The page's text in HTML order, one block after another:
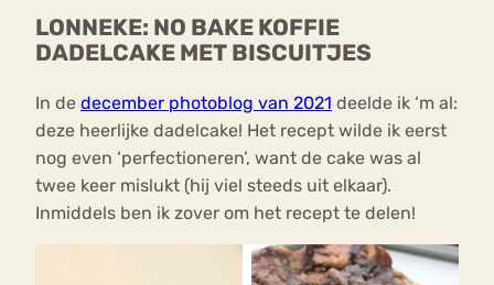
LONNEKE: NO BAKE KOFFIE
DADELCAKE MET BISCUITJES
In de december photoblog van 2021 deelde ik ‘m al:
deze heerlijke dadelcake! Het recept wilde ik eerst
nog even ‘perfectioneren’, want de cake was al
twee keer mislukt (hij viel steeds uit elkaar).
Inmiddels ben ik zover om het recept te delen!